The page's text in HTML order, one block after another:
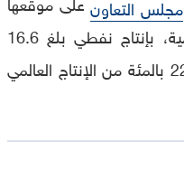
مجلس التعاون
المحوري في سوق الطاقة العالمية، بإنتاج نفطي بلغ 16.6
مليون برميل يومياً، يمثل نحو 22.2 بالمئة من الإنتاج العالمي